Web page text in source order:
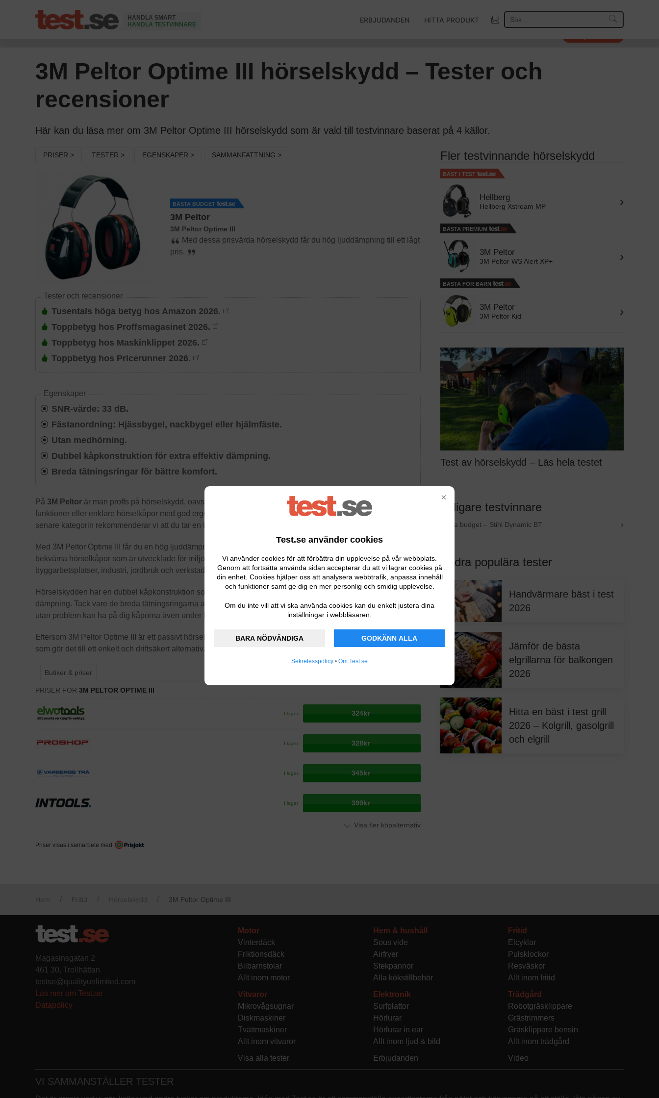
×
Test.se använder cookies
Vi använder cookies för att förbättra din upplevelse på vår webbplats.
Genom att fortsätta använda sidan accepterar du att vi lagrar cookies på
din enhet. Cookies hjälper oss att analysera webbtrafik, anpassa innehåll
och funktioner samt ge dig en mer personlig och smidig upplevelse.
Om du inte vill att vi ska använda cookies kan du enkelt justera dina
inställningar i webbläsaren.
BARA NÖDVÄNDIGA GODKÄNN ALLA
Sekretesspolicy • Om Test.se
HANDLA SMART
HANDLA TESTVINNARE
ERBJUDANDEN HITTA PRODUKT
3M Peltor Optime III hörselskydd – Tester och
recensioner
Här kan du läsa mer om 3M Peltor Optime III hörselskydd som är vald till testvinnare baserat på 4 källor.
PRISER > TESTER > EGENSKAPER > SAMMANFATTNING >
BÄSTA BUDGET
3M Peltor
3M Peltor Optime III
Med dessa prisvärda hörselskydd får du hög ljuddämpning till ett lågt
pris.
Tester och recensioner
Tusentals höga betyg hos Amazon 2026.
Toppbetyg hos Proffsmagasinet 2026.
Toppbetyg hos Maskinklippet 2026.
Toppbetyg hos Pricerunner 2026.
Egenskaper
SNR-värde: 33 dB.
Fästanordning: Hjässbygel, nackbygel eller hjälmfäste.
Utan medhörning.
Dubbel kåpkonstruktion för extra effektiv dämpning.
Breda tätningsringar för bättre komfort.
På 3M Peltor är man proffs på hörselskydd, oavsett om du vill ha ett par avancerade hörselskydd med smarta
funktioner eller enklare hörselkåpor med god ergonomi. För dig som är ute efter ett par hörselskydd i den
senare kategorin rekommenderar vi att du tar en titt på
Med 3M Peltor Optime III får du en hög ljuddämpning till ett förhållandevis lågt pris. Detta är robusta och
bekväma hörselkåpor som är utvecklade för miljöer med mycket höga bullernivåer, till exempel
byggarbetsplatser, industri, jordbruk och verkstadsmiljöer.
Hörselskydden har en dubbel kåpkonstruktion som både hjälper till att minska resonans och ger effektiv
dämpning. Tack vare de breda tätningsringarna av skum får du en bra och bekväm passform, vilket gör att du
utan problem kan ha på dig kåporna även under längre stunder.
Eftersom 3M Peltor Optime III är ett passivt hörselskydd behöver det varken laddas eller kopplas upp – något
som gör det till ett enkelt och driftsäkert alternativ.
Butiker & priser
PRISER FÖR 3M PELTOR OPTIME III
I lager 324kr
I lager 328kr
I lager 345kr
I lager 399kr
Visa fler köpalternativ
Priser visas i samarbete med
Fler testvinnande hörselskydd
BÄST I TEST
Hellberg
Hellberg Xstream MP ›
BÄSTA PREMIUM
3M Peltor
3M Peltor WS Alert XP+ ›
BÄSTA FÖR BARN
3M Peltor
3M Peltor Kid ›
Test av hörselskydd – Läs hela testet
Tidigare testvinnare
Bästa budget – Stihl Dynamic BT ›
Andra populära tester
Handvärmare bäst i test
2026
Jämför de bästa
elgrillarna för balkongen
2026
Hitta en bäst i test grill
2026 – Kolgrill, gasolgrill
och elgrill
3M Peltor Optime III
Magasinsgatan 2
461 30, Trollhättan
testse@qualityunlimited.com
Läs mer om Test.se
Datapolicy
Motor
Vinterdäck
Friktionsdäck
Bilbarnstolar
Allt inom motor
Hem & hushåll
Sous vide
Airfryer
Stekpannor
Alla kökstillbehör
Fritid
Elcyklar
Pulsklockor
Resväskor
Allt inom fritid
Vitvaror
Mikrovågsugnar
Diskmaskiner
Tvättmaskiner
Allt inom vitvaror
Elektronik
Surfplattor
Hörlurar
Hörlurar in ear
Allt inom ljud & bild
Trädgård
Robotgräsklippare
Grästrimmers
Gräsklippare bensin
Allt inom trädgård
Visa alla tester
Erbjudanden Video
VI SAMMANSTÄLLER TESTER